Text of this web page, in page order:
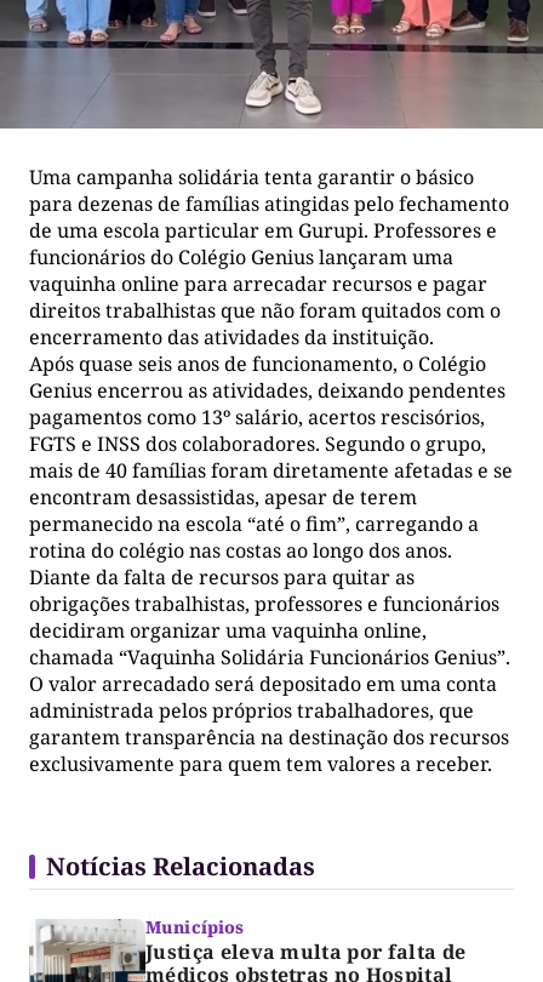
Uma campanha solidária tenta garantir o básico
para dezenas de famílias atingidas pelo fechamento
de uma escola particular em Gurupi. Professores e
funcionários do Colégio Genius lançaram uma
vaquinha online para arrecadar recursos e pagar
direitos trabalhistas que não foram quitados com o
encerramento das atividades da instituição.
Após quase seis anos de funcionamento, o Colégio
Genius encerrou as atividades, deixando pendentes
pagamentos como 13º salário, acertos rescisórios,
FGTS e INSS dos colaboradores. Segundo o grupo,
mais de 40 famílias foram diretamente afetadas e se
encontram desassistidas, apesar de terem
permanecido na escola “até o fim”, carregando a
rotina do colégio nas costas ao longo dos anos.
Diante da falta de recursos para quitar as
obrigações trabalhistas, professores e funcionários
decidiram organizar uma vaquinha online,
chamada “Vaquinha Solidária Funcionários Genius”.
O valor arrecadado será depositado em uma conta
administrada pelos próprios trabalhadores, que
garantem transparência na destinação dos recursos
exclusivamente para quem tem valores a receber.
Notícias Relacionadas
Municípios
Justiça eleva multa por falta de
médicos obstetras no Hospital